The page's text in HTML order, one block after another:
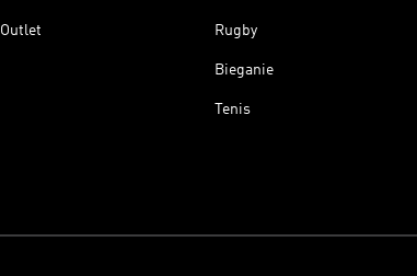
Outlet Rugby
Bieganie
Tenis